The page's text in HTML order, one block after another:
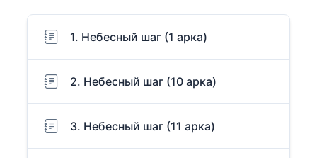
1. Небесный шаг (1 арка)
2. Небесный шаг (10 арка)
3. Небесный шаг (11 арка)